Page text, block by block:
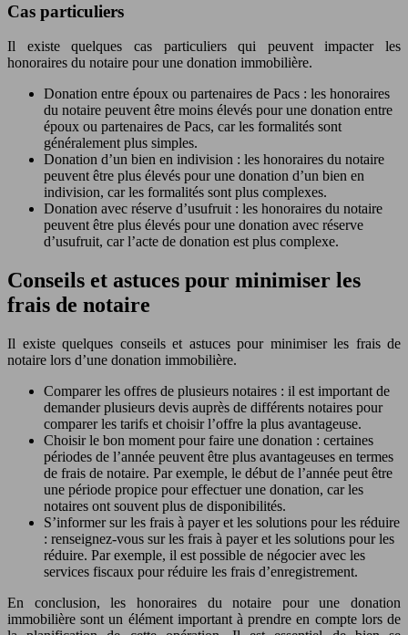
Cas particuliers
Il existe quelques cas particuliers qui peuvent impacter les
honoraires du notaire pour une donation immobilière.
Donation entre époux ou partenaires de Pacs : les honoraires
du notaire peuvent être moins élevés pour une donation entre
époux ou partenaires de Pacs, car les formalités sont
généralement plus simples.
Donation d’un bien en indivision : les honoraires du notaire
peuvent être plus élevés pour une donation d’un bien en
indivision, car les formalités sont plus complexes.
Donation avec réserve d’usufruit : les honoraires du notaire
peuvent être plus élevés pour une donation avec réserve
d’usufruit, car l’acte de donation est plus complexe.
Conseils et astuces pour minimiser les
frais de notaire
Il existe quelques conseils et astuces pour minimiser les frais de
notaire lors d’une donation immobilière.
Comparer les offres de plusieurs notaires : il est important de
demander plusieurs devis auprès de différents notaires pour
comparer les tarifs et choisir l’offre la plus avantageuse.
Choisir le bon moment pour faire une donation : certaines
périodes de l’année peuvent être plus avantageuses en termes
de frais de notaire. Par exemple, le début de l’année peut être
une période propice pour effectuer une donation, car les
notaires ont souvent plus de disponibilités.
S’informer sur les frais à payer et les solutions pour les réduire
: renseignez-vous sur les frais à payer et les solutions pour les
réduire. Par exemple, il est possible de négocier avec les
services fiscaux pour réduire les frais d’enregistrement.
En conclusion, les honoraires du notaire pour une donation
immobilière sont un élément important à prendre en compte lors de